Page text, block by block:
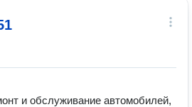
и обслуживание автомобилей,